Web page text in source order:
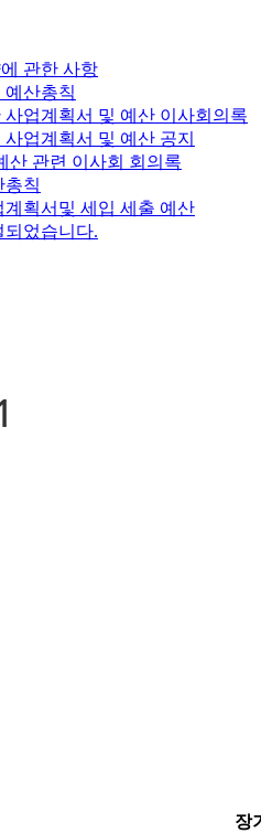
관한 사항
예산총칙
사업계획서 및 예산 이사회의록
업계획서 및 예산 공지
산 관련 이사회 회의록
총칙
계획서및 세입 세출 예산
되었습니다.
장